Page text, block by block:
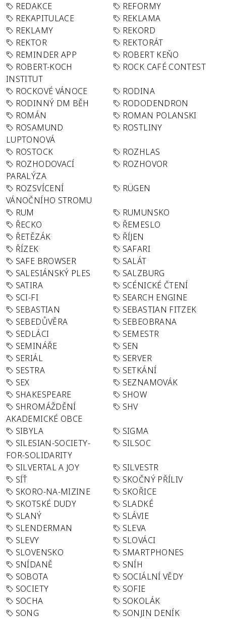
REDAKCE
REFORMY
REKAPITULACE
REKLAMA
REKLAMY
REKORD
REKTOR
REKTORÁT
REMINDER APP
ROBERT KEŇO
ROBERT-KOCH
INSTITUT
ROCK CAFÉ CONTEST
ROCKOVÉ VÁNOCE
RODINA
RODINNÝ DM BĚH
RODODENDRON
ROMÁN
ROMAN POLANSKI
ROSAMUND
LUPTONOVÁ
ROSTLINY
ROSTOCK
ROZHLAS
ROZHODOVACÍ
PARALÝZA
ROZHOVOR
ROZSVÍCENÍ
VÁNOČNÍHO STROMU
RÜGEN
RUM
RUMUNSKO
ŘECKO
ŘEMESLO
ŘETĚZÁK
ŘÍJEN
ŘÍZEK
SAFARI
SAFE BROWSER
SALÁT
SALESIÁNSKÝ PLES
SALZBURG
SATIRA
SCÉNICKÉ ČTENÍ
SCI-FI
SEARCH ENGINE
SEBASTIAN
SEBASTIAN FITZEK
SEBEDŮVĚRA
SEBEOBRANA
SEDLÁCI
SEMESTR
SEMINÁŘE
SEN
SERIÁL
SERVER
SESTRA
SETKÁNÍ
SEX
SEZNAMOVÁK
SHAKESPEARE
SHOW
SHROMÁŽDĚNÍ
AKADEMICKÉ OBCE
SHV
SIBYLA
SIGMA
SILESIAN-SOCIETY-
FOR-SOLIDARITY
SILSOC
SILVERTAL A JOY
SILVESTR
SÍŤ
SKOČNÝ PŘÍLIV
SKORO-NA-MIZINE
SKOŘICE
SKOTSKÉ DUDY
SLADKÉ
SLANÝ
SLÁVIE
SLENDERMAN
SLEVA
SLEVY
SLOVÁCI
SLOVENSKO
SMARTPHONES
SNÍDANĚ
SNÍH
SOBOTA
SOCIÁLNÍ VĚDY
SOCIETY
SOFIE
SOCHA
SOKOLÁK
SONG
SONJIN DENÍK